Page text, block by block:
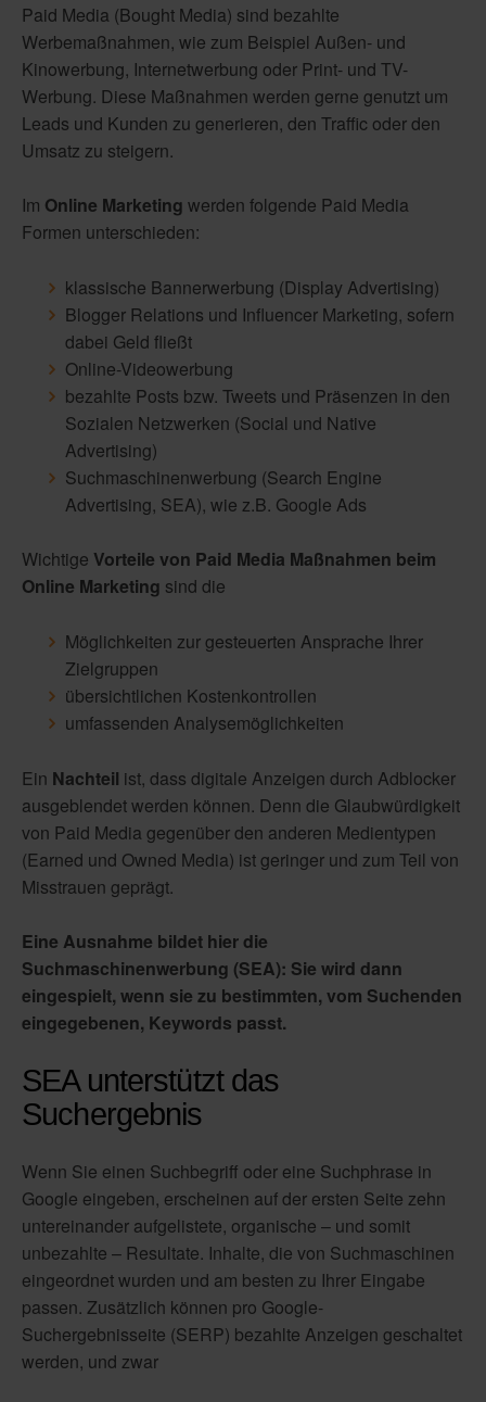
Paid Media (Bought Media) sind bezahlte
Werbemaßnahmen, wie zum Beispiel Außen- und
Kinowerbung, Internetwerbung oder Print- und TV-
Werbung. Diese Maßnahmen werden gerne genutzt um
Leads und Kunden zu generieren, den Traffic oder den
Umsatz zu steigern.
Im Online Marketing werden folgende Paid Media
Formen unterschieden:
klassische Bannerwerbung (Display Advertising)
Blogger Relations und Influencer Marketing, sofern
dabei Geld fließt
Online-Videowerbung
bezahlte Posts bzw. Tweets und Präsenzen in den
Sozialen Netzwerken (Social und Native
Advertising)
Suchmaschinenwerbung (Search Engine
Advertising, SEA), wie z.B. Google Ads
Wichtige Vorteile von Paid Media Maßnahmen beim
Online Marketing sind die
Möglichkeiten zur gesteuerten Ansprache Ihrer
Zielgruppen
übersichtlichen Kostenkontrollen
umfassenden Analysemöglichkeiten
Ein Nachteil ist, dass digitale Anzeigen durch Adblocker
ausgeblendet werden können. Denn die Glaubwürdigkeit
von Paid Media gegenüber den anderen Medientypen
(Earned und Owned Media) ist geringer und zum Teil von
Misstrauen geprägt.
Eine Ausnahme bildet hier die
Suchmaschinenwerbung (SEA): Sie wird dann
eingespielt, wenn sie zu bestimmten, vom Suchenden
eingegebenen, Keywords passt.
SEA unterstützt das
Suchergebnis
Wenn Sie einen Suchbegriff oder eine Suchphrase in
Google eingeben, erscheinen auf der ersten Seite zehn
untereinander aufgelistete, organische – und somit
unbezahlte – Resultate. Inhalte, die von Suchmaschinen
eingeordnet wurden und am besten zu Ihrer Eingabe
passen. Zusätzlich können pro Google-
Suchergebnisseite (SERP) bezahlte Anzeigen geschaltet
werden, und zwar